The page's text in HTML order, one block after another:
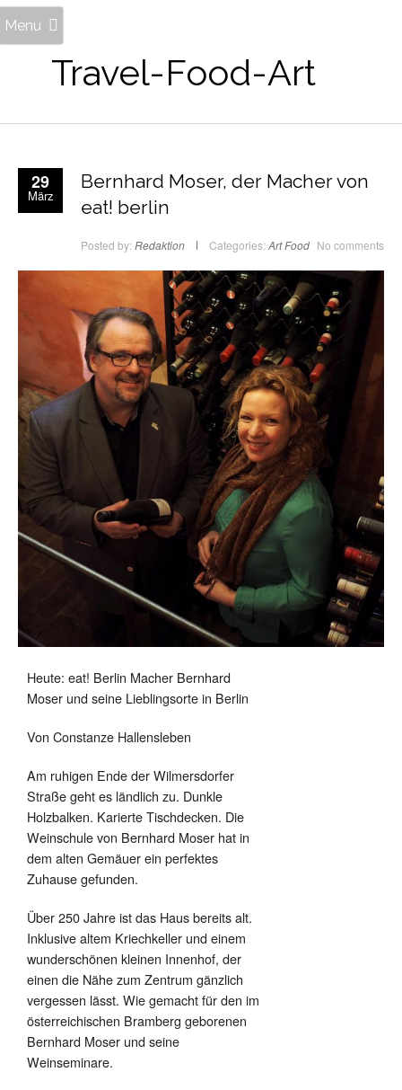
Travel-Food-Art
Menu
29
März
Bernhard Moser, der Macher von
eat! berlin
Posted by: Redaktion Categories: ArtFood No comments
Heute: eat! Berlin Macher Bernhard
Moser und seine Lieblingsorte in Berlin
Von Constanze Hallensleben
Am ruhigen Ende der Wilmersdorfer
Straße geht es ländlich zu. Dunkle
Holzbalken. Karierte Tischdecken. Die
Weinschule von Bernhard Moser hat in
dem alten Gemäuer ein perfektes
Zuhause gefunden.
Über 250 Jahre ist das Haus bereits alt.
Inklusive altem Kriechkeller und einem
wunderschönen kleinen Innenhof, der
einen die Nähe zum Zentrum gänzlich
vergessen lässt. Wie gemacht für den im
österreichischen Bramberg geborenen
Bernhard Moser und seine
Weinseminare.